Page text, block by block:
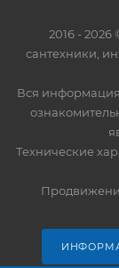
2016 -
сантехники,
Вся информация
Технические